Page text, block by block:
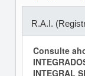
R.A.I.
Consulte
INTEGRAL